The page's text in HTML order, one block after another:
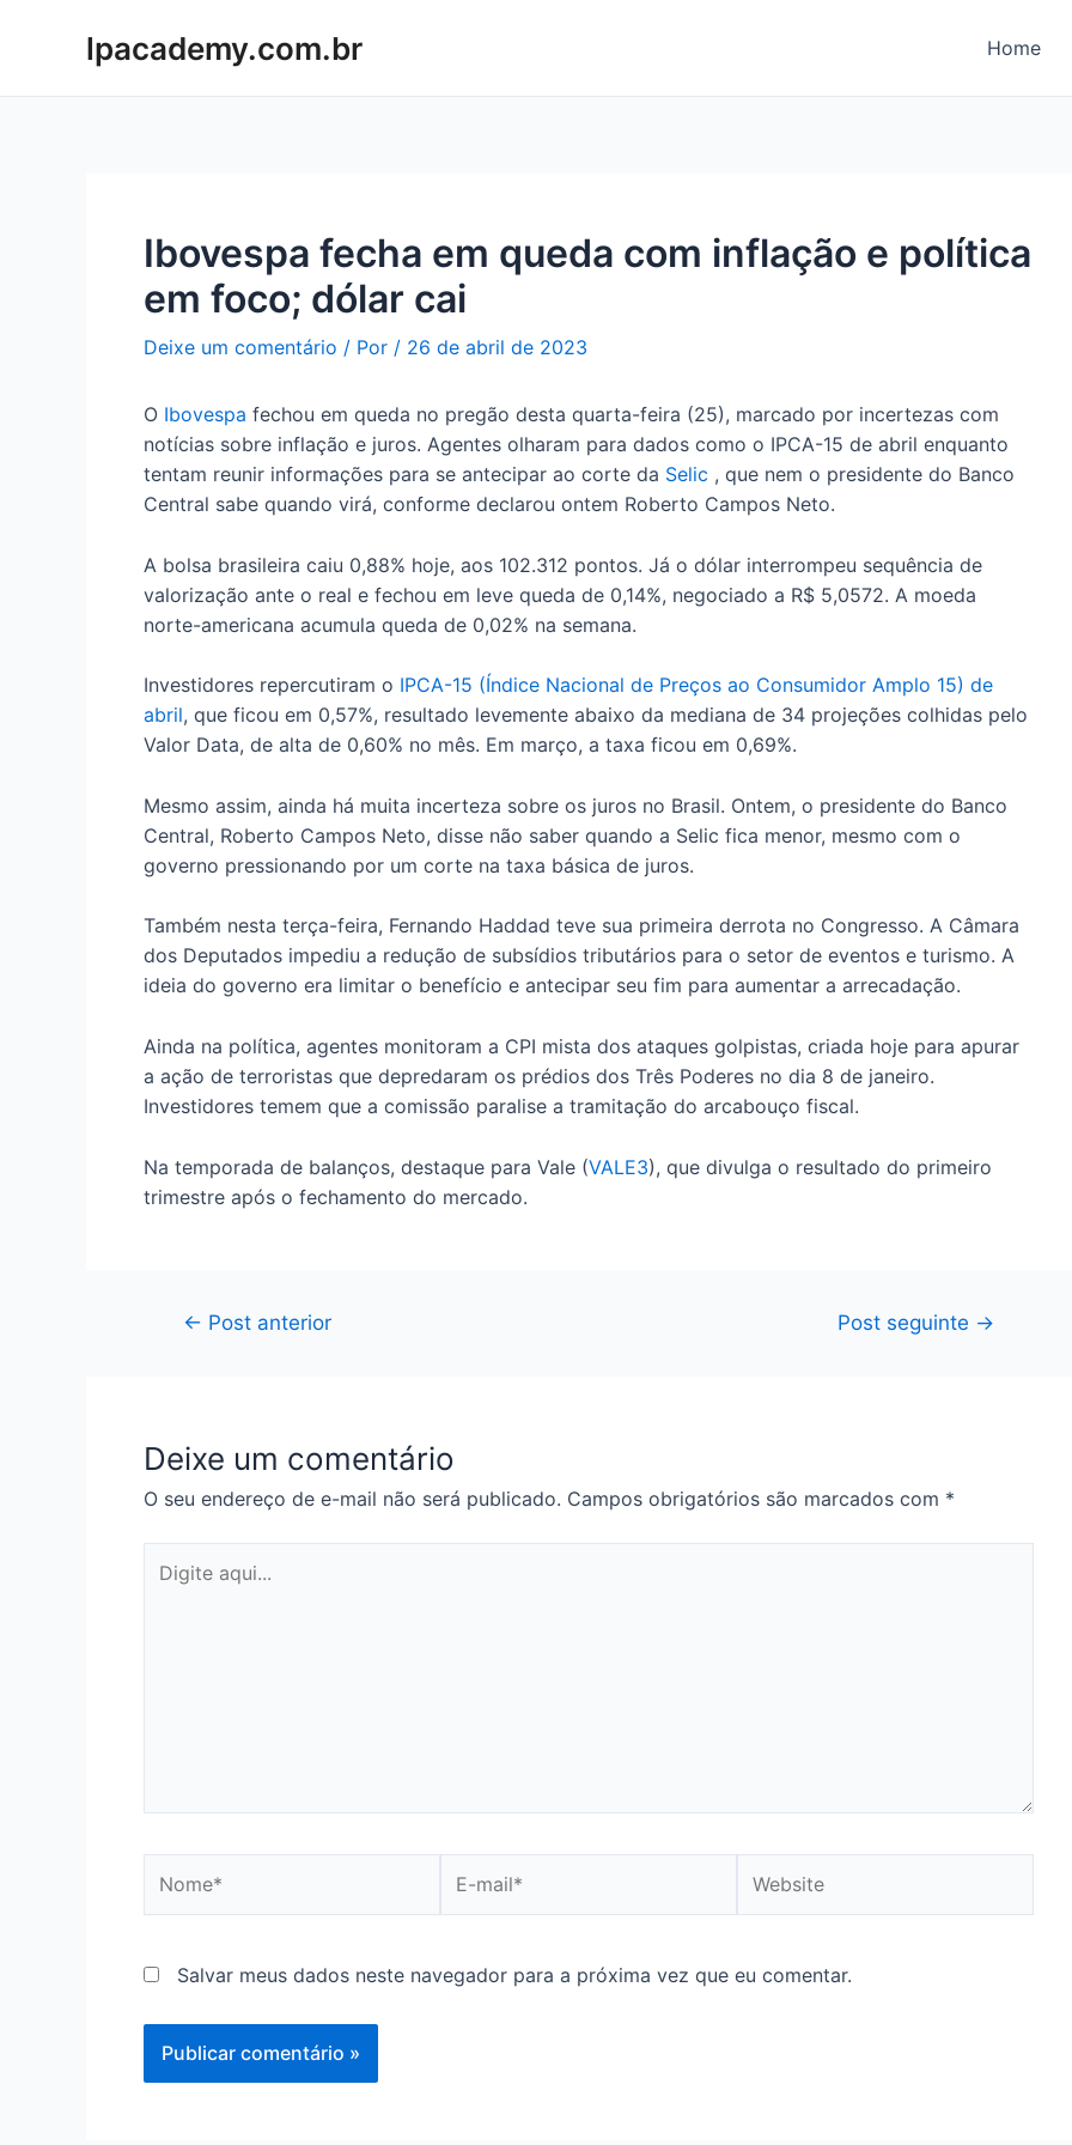
lpacademy.com.br Home
Ibovespa fecha em queda com inflação e política
em foco; dólar cai
Deixe um comentário / Por / 26 de abril de 2023
O Ibovespa fechou em queda no pregão desta quarta-feira (25), marcado por incertezas com
notícias sobre inflação e juros. Agentes olharam para dados como o IPCA-15 de abril enquanto
tentam reunir informações para se antecipar ao corte da Selic , que nem o presidente do Banco
Central sabe quando virá, conforme declarou ontem Roberto Campos Neto.
A bolsa brasileira caiu 0,88% hoje, aos 102.312 pontos. Já o dólar interrompeu sequência de
valorização ante o real e fechou em leve queda de 0,14%, negociado a R$ 5,0572. A moeda
norte-americana acumula queda de 0,02% na semana.
Investidores repercutiram o IPCA-15 (Índice Nacional de Preços ao Consumidor Amplo 15) de
abril, que ficou em 0,57%, resultado levemente abaixo da mediana de 34 projeções colhidas pelo
Valor Data, de alta de 0,60% no mês. Em março, a taxa ficou em 0,69%.
Mesmo assim, ainda há muita incerteza sobre os juros no Brasil. Ontem, o presidente do Banco
Central, Roberto Campos Neto, disse não saber quando a Selic fica menor, mesmo com o
governo pressionando por um corte na taxa básica de juros.
Também nesta terça-feira, Fernando Haddad teve sua primeira derrota no Congresso. A Câmara
dos Deputados impediu a redução de subsídios tributários para o setor de eventos e turismo. A
ideia do governo era limitar o benefício e antecipar seu fim para aumentar a arrecadação.
Ainda na política, agentes monitoram a CPI mista dos ataques golpistas, criada hoje para apurar
a ação de terroristas que depredaram os prédios dos Três Poderes no dia 8 de janeiro.
Investidores temem que a comissão paralise a tramitação do arcabouço fiscal.
Na temporada de balanços, destaque para Vale (VALE3), que divulga o resultado do primeiro
trimestre após o fechamento do mercado.
Navegação
← Post anterior Post seguinte →
Deixe um comentário
O seu endereço de e-mail não será publicado. Campos obrigatórios são marcados com *
aqui...
mail*
Salvar meus dados neste navegador para a próxima vez que eu comentar.